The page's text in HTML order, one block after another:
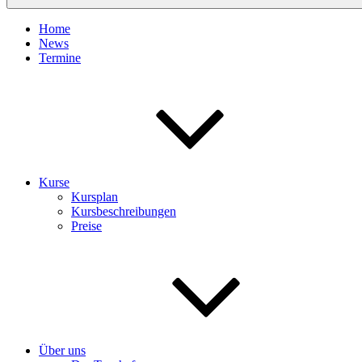
Home
News
Termine
Kurse
Kursplan
Kursbeschreibungen
Preise
Über uns